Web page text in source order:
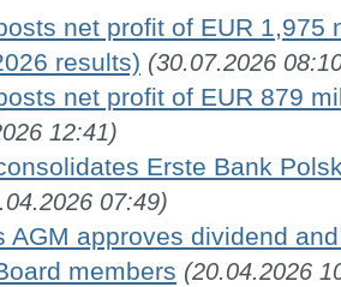
net profit of EUR
results) (30.07.2026
net profit of EUR 879
12:41)
Erste Bank
07:49)
AGM approves dividend
members (20.04.2026